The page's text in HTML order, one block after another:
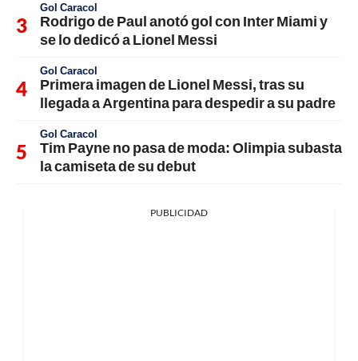
Gol Caracol
Rodrigo de Paul anotó gol con Inter Miami y
se lo dedicó a Lionel Messi
Gol Caracol
Primera imagen de Lionel Messi, tras su
llegada a Argentina para despedir a su padre
Gol Caracol
Tim Payne no pasa de moda: Olimpia subasta
la camiseta de su debut
PUBLICIDAD